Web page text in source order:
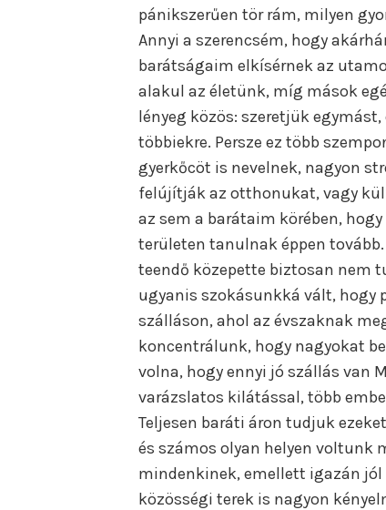
pánikszerűen tör rám, milyen
Annyi a szerencsém, hogy
barátságaim elkísérnek az
alakul az életünk, míg mások
lényeg közös: szeretjük
többiekre. Persze ez több
gyerkőcöt is nevelnek, nagyon
felújítják az otthonukat, vagy
az sem a barátaim körében,
területen tanulnak éppen
teendő közepette biztosan nem
ugyanis szokásunkká vált, hogy
szálláson, ahol az évszaknak
koncentrálunk, hogy nagyokat
volna, hogy ennyi jó szállás van
varázslatos kilátással, több
Teljesen baráti áron tudjuk
és számos olyan helyen voltunk
mindenkinek, emellett igazán jól
közösségi terek is nagyon